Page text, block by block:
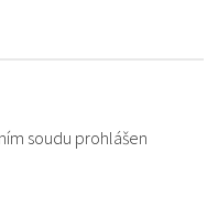
soudu prohlášen